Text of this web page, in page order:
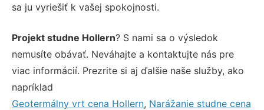
sa ju vyriešiť k vašej spokojnosti.
Projekt studne Hollern? S nami sa o výsledok
nemusíte obávať. Neváhajte a kontaktujte nás pre
viac informácií. Prezrite si aj ďalšie naše služby, ako
napríklad
Geotermálny vrt cena Hollern, Narážanie studne cena